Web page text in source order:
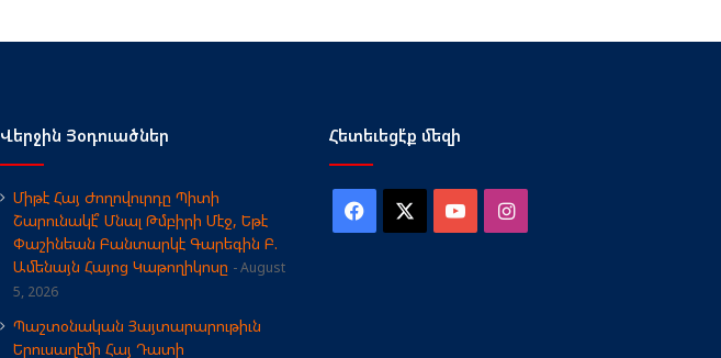
Վերջին Յօդուածներ
Միթէ Հայ Ժողովուրդը Պիտի
Շարունակէ՞ Մնալ Թմբիրի Մէջ, Եթէ
Փաշինեան Բանտարկէ Գարեգին Բ.
Ամենայն Հայոց Կաթողիկոսը
August
5, 2026
Պաշտօնական Յայտարարութիւն
Երուսաղէմի Հայ Դատի
Հետեւեցէ՛ք մեզի
Facebook YouTubeInstagram